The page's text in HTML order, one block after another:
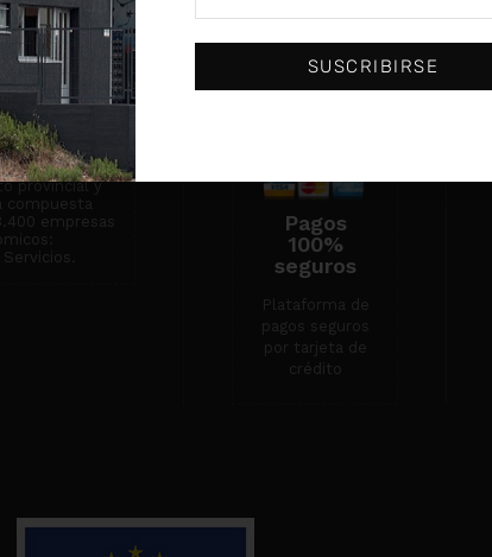
dedicada
actualmente
de Burgos
provincial y
compuesta
empresas
Pagos
100%
seguros
Plataforma de
pagos seguros
por tarjeta de
crédito
SUSCRIBIRSE